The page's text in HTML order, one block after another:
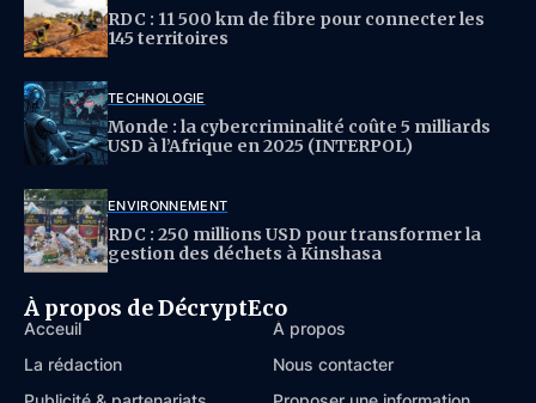
RDC : 11 500 km de fibre pour connecter les
145 territoires
TECHNOLOGIE
Monde : la cybercriminalité coûte 5 milliards
USD à l’Afrique en 2025 (INTERPOL)
ENVIRONNEMENT
RDC : 250 millions USD pour transformer la
gestion des déchets à Kinshasa
À propos de DécryptEco
Acceuil
À propos
La rédaction
Nous contacter